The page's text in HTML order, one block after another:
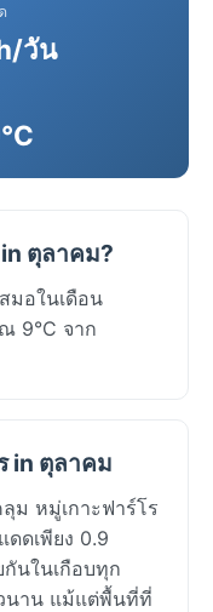
วัน
ตุลาคม?
มอในเดือน
9°C จาก
in ตุลาคม
ม หมู่เกาะฟาร์โร
ดเพียง 0.9
นในเกือบทุก
นาน แม้แต่พื้นที่ที่